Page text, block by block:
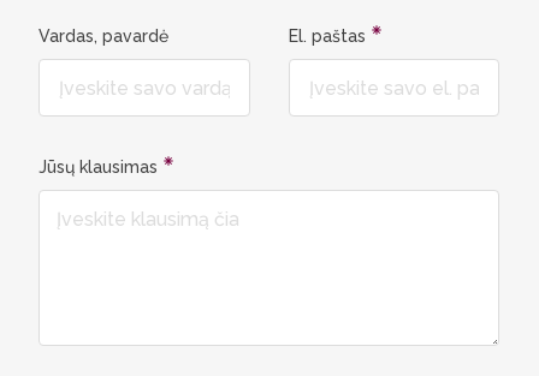
Vardas, pavardė El. paštas
Jūsų klausimas